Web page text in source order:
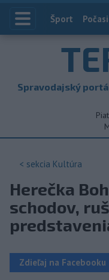
Index
Šport
Spravodajský
< sekcia Kultúra
Herečka
schodov,
Zdieľaj na Facebooku